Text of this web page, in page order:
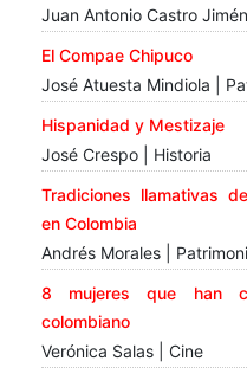
Juan Antonio Castro
El Compae Chipuco
José Atuesta Mindiola |
Hispanidad y Mestizaje
José Crespo | Historia
Tradiciones llamativas
en Colombia
Andrés Morales |
8 mujeres que han
colombiano
Verónica Salas | Cine